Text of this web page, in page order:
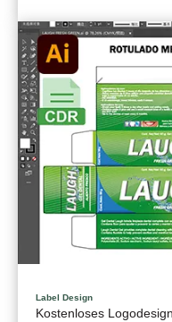
Label Design
Kostenloses